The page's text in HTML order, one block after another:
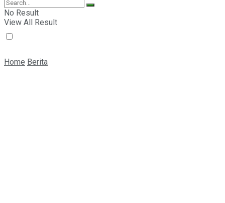
E-Magazine
No Result
View All Result
Home Berita